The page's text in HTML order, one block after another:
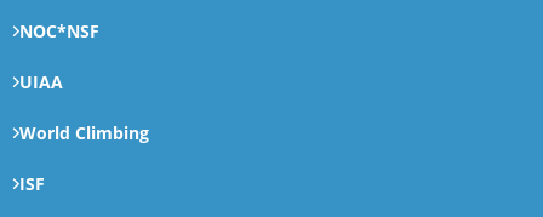
NOC*NSF
UIAA
World Climbing
ISF